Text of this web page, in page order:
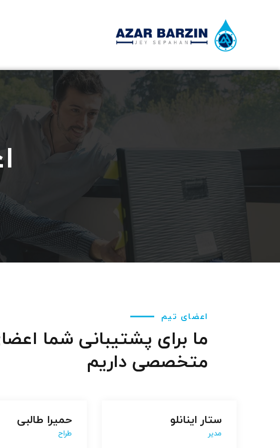
اعضای تیم
ما برای پشتیبانی شما
متخصصی داریم
حمیرا طالبی
طراح
حمیرا طالبی
طراح
ستار اینانلو
مدیر
ستار اینانلو
مدیر